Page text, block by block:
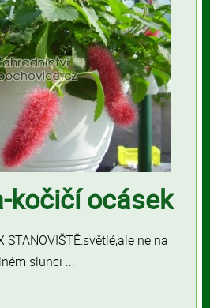
kočičí ocásek
STANOVIŠTĚ:světlé,ale ne na
slunci ...